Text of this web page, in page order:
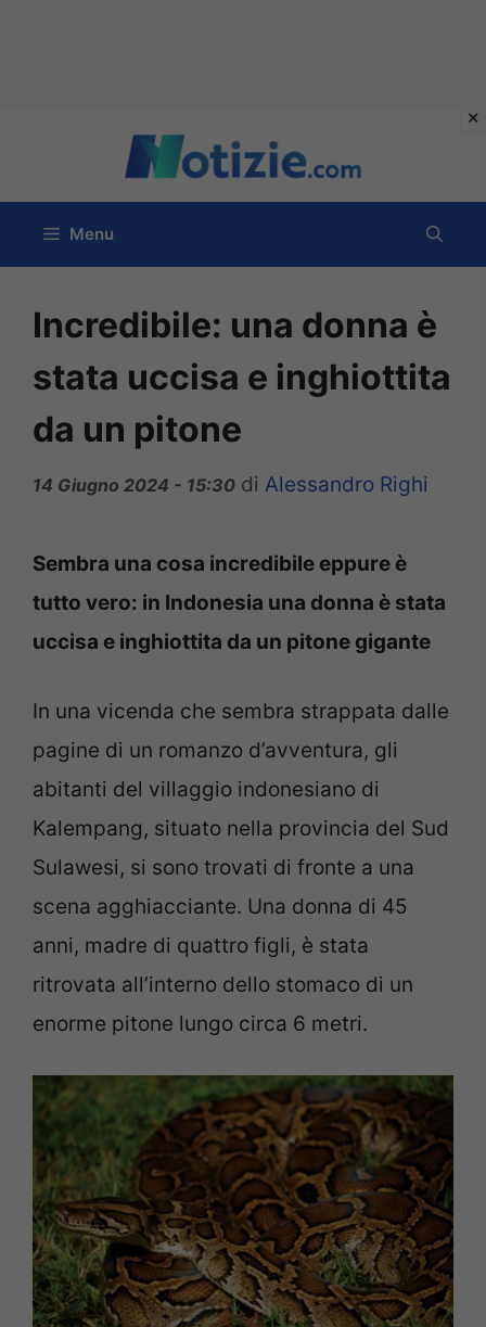
contenuto
Menu
Incredibile: una donna è
stata uccisa e inghiottita
da un pitone
14 Giugno 2024 - 15:30 di Alessandro Righi
Sembra una cosa incredibile eppure è
tutto vero: in Indonesia una donna è stata
uccisa e inghiottita da un pitone gigante
In una vicenda che sembra strappata dalle
pagine di un romanzo d’avventura, gli
abitanti del villaggio indonesiano di
Kalempang, situato nella provincia del Sud
Sulawesi, si sono trovati di fronte a una
scena agghiacciante. Una donna di 45
anni, madre di quattro figli, è stata
ritrovata all’interno dello stomaco di un
enorme pitone lungo circa 6 metri.